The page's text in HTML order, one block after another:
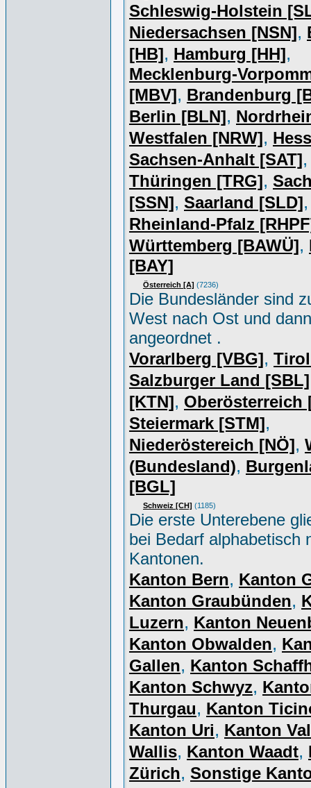
Schleswig-Holstein
Niedersachsen [NSN],
[HB], Hamburg [HH],
Mecklenburg-
[MBV], Brandenburg
Berlin [BLN],
Westfalen [NRW],
Sachsen-Anhalt [SAT],
Thüringen [TRG],
[SSN], Saarland [SLD],
Rheinland-Pfalz
Württemberg [BAWÜ],
[BAY]
Österreich [A] (7236)
Die Bundesländer sind
West nach Ost und
angeordnet .
Vorarlberg [VBG],
Salzburger Land [SBL]
[KTN], Oberösterreich
Steiermark [STM],
Niederöstereich [NÖ],
(Bundesland),
[BGL]
Schweiz [CH] (1185)
Die erste Unterebene
bei Bedarf alphabetisch
Kantonen.
Kanton Bern, Kanton
Kanton Graubünden,
Luzern, Kanton
Kanton Obwalden,
Gallen, Kanton
Kanton Schwyz,
Thurgau, Kanton
Kanton Uri, Kanton
Wallis, Kanton Waadt,
Zürich, Sonstige